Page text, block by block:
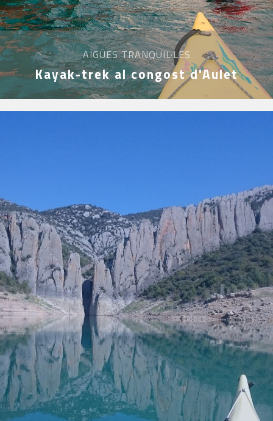
AIGÜES TRANQUIL·LES
Kayak-trek al congost d'Aulet